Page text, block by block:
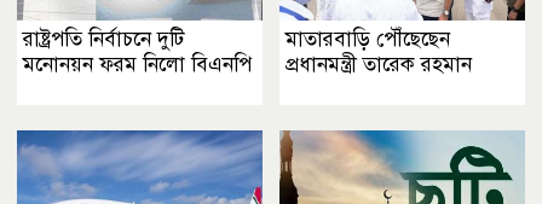
রাষ্ট্রপতি নির্বাচনে দুটি
মনোনয়ন ফরম নিলো বিএনপি
মাতারবাড়ি পৌঁছেছেন
প্রধানমন্ত্রী তারেক রহমান